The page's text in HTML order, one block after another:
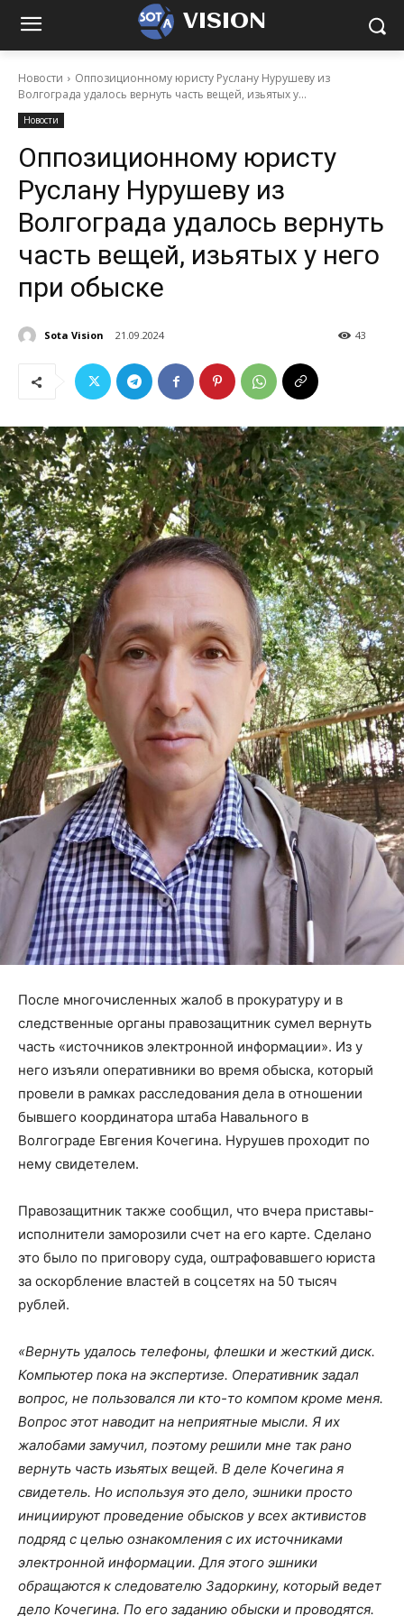
VISION
Новости
Оппозиционному юристу Руслану Нурушеву из
Волгограда удалось вернуть часть вещей, изьятых у...
Новости
Оппозиционному юристу
Руслану Нурушеву из
Волгограда удалось вернуть
часть вещей, изьятых у него
при обыске
Sota Vision 21.09.2024 43
После многочисленных жалоб в прокуратуру и в
следственные органы правозащитник сумел вернуть
часть «источников электронной информации». Из у
него изъяли оперативники во время обыска, который
провели в рамках расследования дела в отношении
бывшего координатора штаба Навального в
Волгограде Евгения Кочегина. Нурушев проходит по
нему свидетелем.
Правозащитник также сообщил, что вчера приставы-
исполнители заморозили счет на его карте. Сделано
это было по приговору суда, оштрафовавшего юриста
за оскорбление властей в соцсетях на 50 тысяч
рублей.
«Вернуть удалось телефоны, флешки и жесткий диск.
Компьютер пока на экспертизе. Оперативник задал
вопрос, не пользовался ли кто-то компом кроме меня.
Вопрос этот наводит на неприятные мысли. Я их
жалобами замучил, поэтому решили мне так рано
вернуть часть изьятых вещей. В деле Кочегина я
свидетель. Но используя это дело, эшники просто
инициируют проведение обысков у всех активистов
подряд с целью ознакомления с их источниками
электронной информации. Для этого эшники
обращаются к следователю Задоркину, который ведет
дело Кочегина. По его заданию обыски и проводятся.